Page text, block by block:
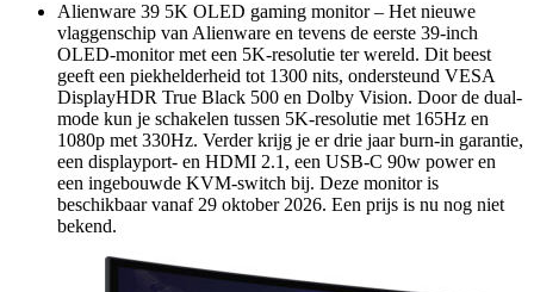
Alienware 39 5K OLED gaming monitor – Het nieuwe
vlaggenschip van Alienware en tevens de eerste 39-inch
OLED-monitor met een 5K-resolutie ter wereld. Dit beest
geeft een piekhelderheid tot 1300 nits, ondersteund VESA
DisplayHDR True Black 500 en Dolby Vision. Door de dual-
mode kun je schakelen tussen 5K-resolutie met 165Hz en
1080p met 330Hz. Verder krijg je er drie jaar burn-in garantie,
een displayport- en HDMI 2.1, een USB-C 90w power en
een ingebouwde KVM-switch bij. Deze monitor is
beschikbaar vanaf 29 oktober 2026. Een prijs is nu nog niet
bekend.